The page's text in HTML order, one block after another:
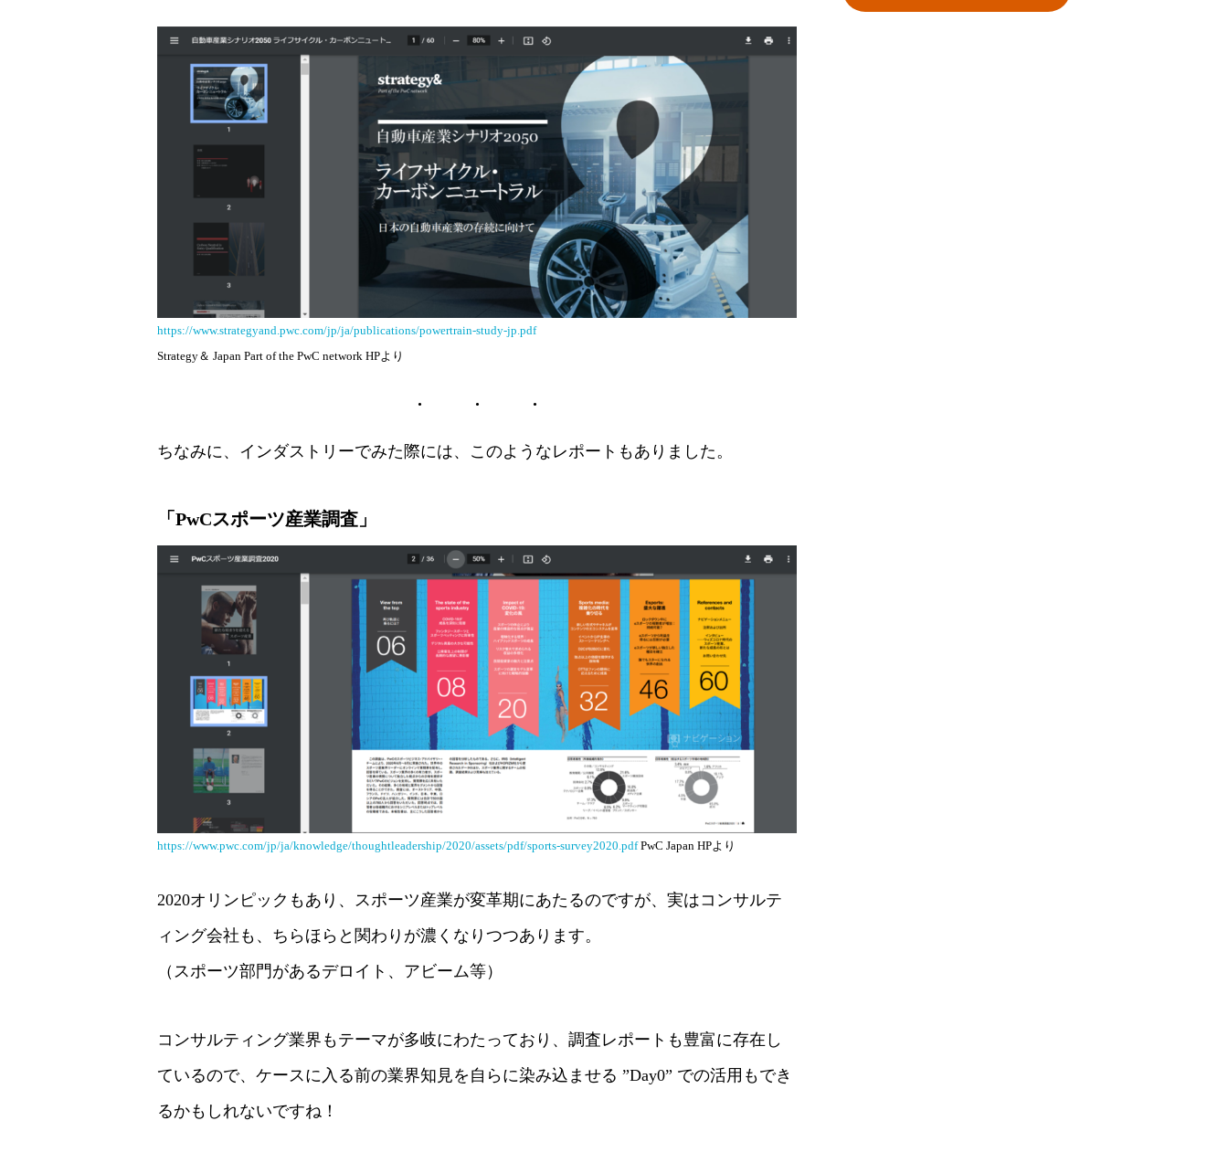
https://www.strategyand.pwc.com/jp/ja/publications/powertrain-study-jp.pdf
Strategy＆ Japan Part of the PwC network HPより
ちなみに、インダストリーでみた際には、このようなレポートもありました。
「PwCスポーツ産業調査」
https://www.pwc.com/jp/ja/knowledge/thoughtleadership/2020/assets/pdf/sports-survey2020.pdf PwC Japan HPより
2020オリンピックもあり、スポーツ産業が変革期にあたるのですが、実はコンサルテ
ィング会社も、ちらほらと関わりが濃くなりつつあります。
（スポーツ部門があるデロイト、アビーム等）
コンサルティング業界もテーマが多岐にわたっており、調査レポートも豊富に存在し
ているので、ケースに入る前の業界知見を自らに染み込ませる ”Day0” での活用もでき
るかもしれないですね！